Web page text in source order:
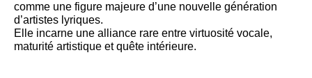
comme une figure majeure d’une nouvelle génération
d’artistes lyriques.
Elle incarne une alliance rare entre virtuosité vocale,
maturité artistique et quête intérieure.